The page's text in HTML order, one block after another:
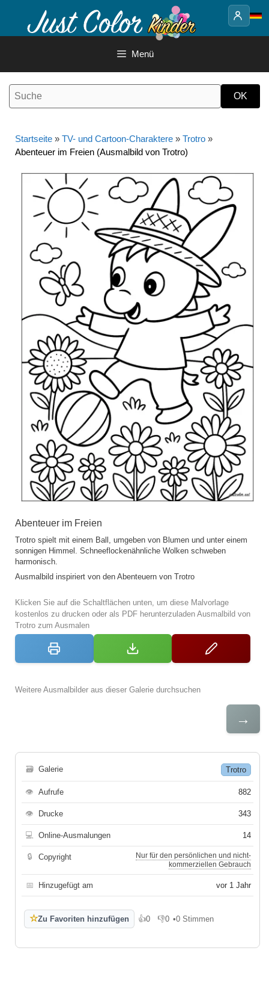
Inhalt
Menü
Startseite » TV- und Cartoon-Charaktere » Trotro »
Abenteuer im Freien (Ausmalbild von Trotro)
Abenteuer im Freien
Trotro spielt mit einem Ball, umgeben von Blumen und unter einem
sonnigen Himmel. Schneeflockenähnliche Wolken schweben
harmonisch.
Ausmalbild inspiriert von den Abenteuern von Trotro
Klicken Sie auf die Schaltflächen unten, um diese Malvorlage
kostenlos zu drucken oder als PDF herunterzuladen Ausmalbild von
Trotro zum Ausmalen
Weitere Ausmalbilder aus dieser Galerie durchsuchen
→
🗃 Galerie Trotro
👁 Aufrufe 882
👁 Drucke 343
💻 Online-Ausmalungen 14
🔒 Copyright
Nur für den persönlichen und nicht-
kommerziellen Gebrauch
📅 Hinzugefügt am vor 1 Jahr
☆Zu Favoriten hinzufügen 👍0
Gefällt mir
👎0
Gefällt mir nicht
•0 Stimmen